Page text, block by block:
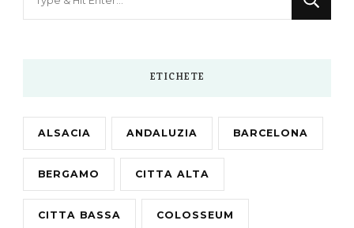
ETICHETE
ALSACIA ANDALUZIA BARCELONA
BERGAMO CITTA ALTA
CITTA BASSA COLOSSEUM